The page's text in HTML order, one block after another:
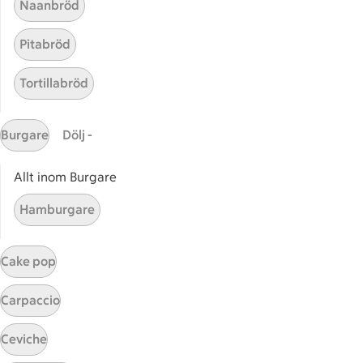
ICAs egna varor
ICA Gruppen
ICA Nära
ICA Supermarket
ICA Kvantum
ICA Maxi
Annonsera
Jobba på ICA
Hållbarhet
ICA Stiftelsen
En god morgondag
Kundservice
Naanbröd
Pitabröd
Tortillabröd
Burgare Dölj -
Allt inom Burgare
Hamburgare
Cake pop
Carpaccio
Ceviche